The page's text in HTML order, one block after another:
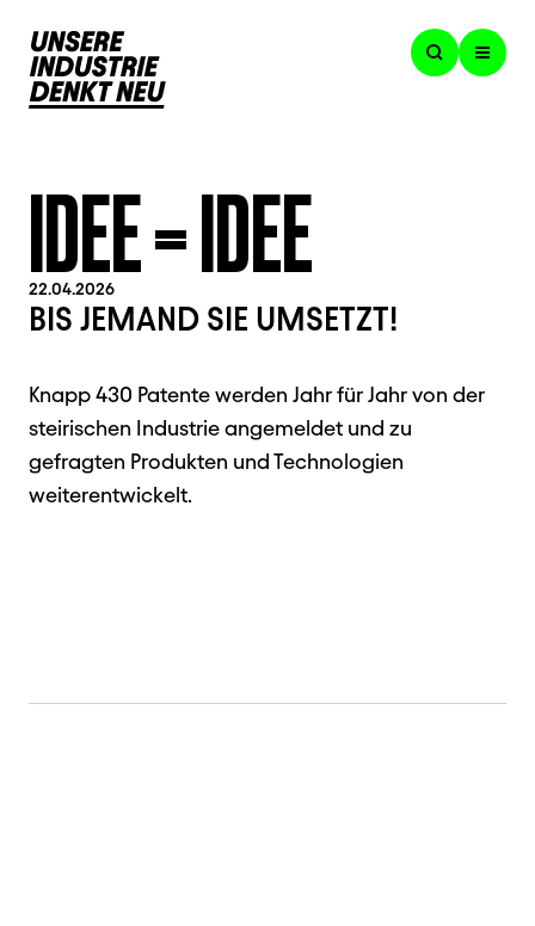
IDEE = IDEE
22.04.2026
BIS JEMAND SIE UMSETZT!
Knapp 430 Patente werden Jahr für Jahr von der
steirischen Industrie angemeldet und zu
gefragten Produkten und Technologien
weiterentwickelt.